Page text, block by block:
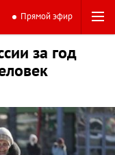
Прямой эфир
за год